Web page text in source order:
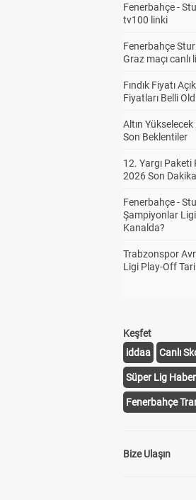
Fenerbahçe -
tv100 linki
Fenerbahçe
Graz maçı canlı
Fındık Fiyatı
Fiyatları Belli
Altın
Son Beklentiler
12. Yargı Paketi
2026 Son
Fenerbahçe -
Şampiyonlar
Kanalda?
Trabzonspor
Ligi Play-Off
Keşfet
iddaa
Canlı
Süper Lig
Fenerbahçe
Bize Ulaşın